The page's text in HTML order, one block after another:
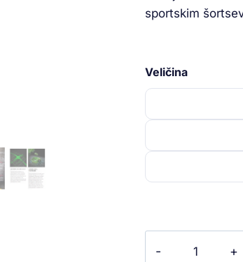
sportskim
Veličina